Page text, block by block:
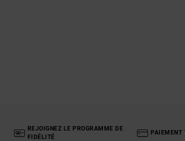
REJOIGNEZ LE PROGRAMME DE
FIDÉLITÉ
PAIEMENT